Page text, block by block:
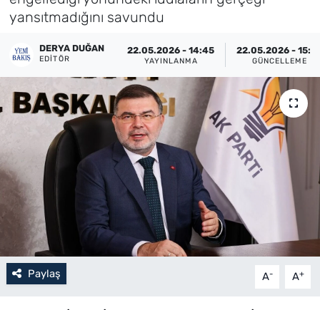
yansıtmadığını savundu
DERYA DUĞAN
EDITÖR
22.05.2026 - 14:45
YAYINLANMA
22.05.2026 -
GÜNCELLEME
Paylaş A- A+